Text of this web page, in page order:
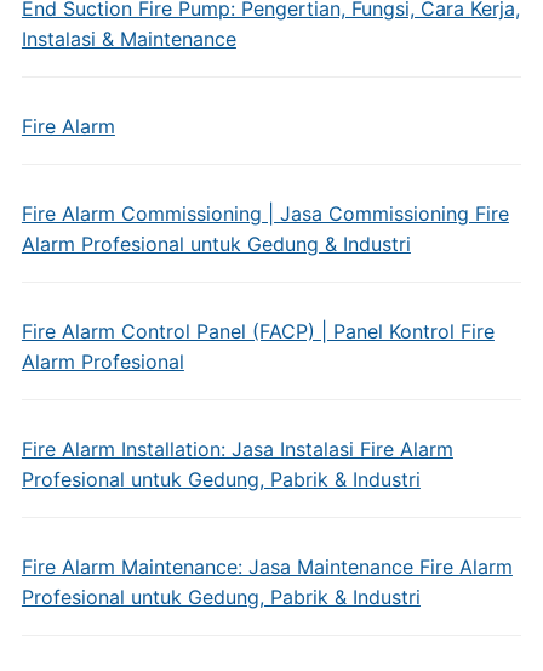
End Suction Fire Pump: Pengertian, Fungsi, Cara Kerja,
Instalasi & Maintenance
Fire Alarm
Fire Alarm Commissioning | Jasa Commissioning Fire
Alarm Profesional untuk Gedung & Industri
Fire Alarm Control Panel (FACP) | Panel Kontrol Fire
Alarm Profesional
Fire Alarm Installation: Jasa Instalasi Fire Alarm
Profesional untuk Gedung, Pabrik & Industri
Fire Alarm Maintenance: Jasa Maintenance Fire Alarm
Profesional untuk Gedung, Pabrik & Industri